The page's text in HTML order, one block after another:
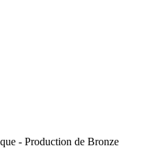
- Production de Bronze